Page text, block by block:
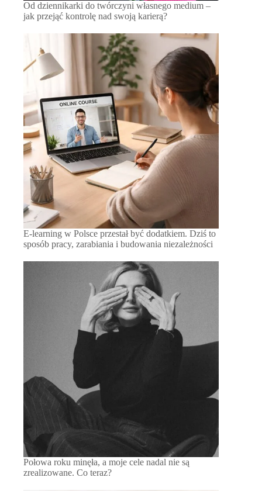
Od dziennikarki do twórczyni własnego medium –
jak przejąć kontrolę nad swoją karierą?
E-learning w Polsce przestał być dodatkiem. Dziś to
sposób pracy, zarabiania i budowania niezależności
Połowa roku minęła, a moje cele nadal nie są
zrealizowane. Co teraz?